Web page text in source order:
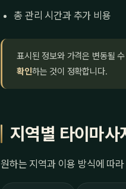
총 관리 시간과 추가 비용
표시된 정보와 가격은 변동될
확인하는 것이 정확합니다.
지역별 타이마사
원하는 지역과 이용 방식에 따